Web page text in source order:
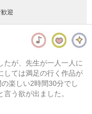
迎
たが、先生が一人一人に
しては満足の行く作品が
楽しい2時間30分でし
う欲が出ました。